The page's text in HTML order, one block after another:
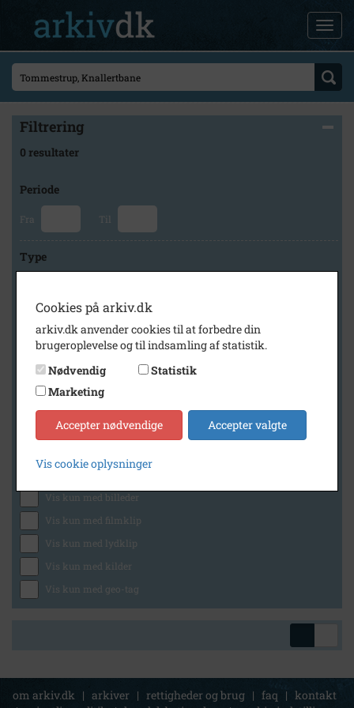
Filtrering
0 resultater
Periode
Fra Til
Type
Arkiv
Stevns Lokalhistoriske Arkiv
Generelt
Vis kun med billeder
Vis kun med filmklip
Vis kun med lydklip
Vis kun med kilder
Vis kun med geo-tag
om arkiv.dk | arkiver | rettigheder og brug | faq | kontakt
Cookies på arkiv.dk
arkiv.dk anvender cookies til at forbedre din
brugeroplevelse og til indsamling af statistik.
Nødvendig
Statistik
Marketing
Accepter nødvendige Accepter valgte
Vis cookie oplysninger